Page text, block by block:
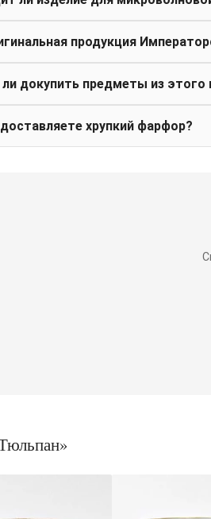
продукция
докупить предметы из этого
хрупкий фарфор?